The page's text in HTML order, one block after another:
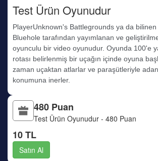
Test Ürün Oyunudur
PlayerUnknown's Battlegrounds ya da bilinen
Bluehole tarafından yayımlanan ve
oyunculu bir video oyunudur. Oyunda 100'e
rotası belirlenmiş bir uçağın içinde oyuna
zaman uçaktan atlarlar ve paraşütleriyle
konumuna inerler.
480 Puan
Test Ürün Oyunudur - 480 Puan
10 TL
Satın Al